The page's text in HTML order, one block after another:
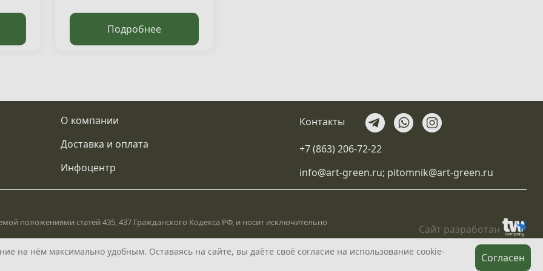
на нём максимально удобным. Оставаясь на сайте, вы даёте своё согласие на использование cookie-
Согласен
Подробнее
О компании
Доставка и оплата
Инфоцентр
Контакты
+7 (863) 206-72-22
info@art-green.ru; pitomnik@art-green.ru
положениями статей 435, 437 Гражданского Кодекса РФ, и носит исключительно
Сайт разработан